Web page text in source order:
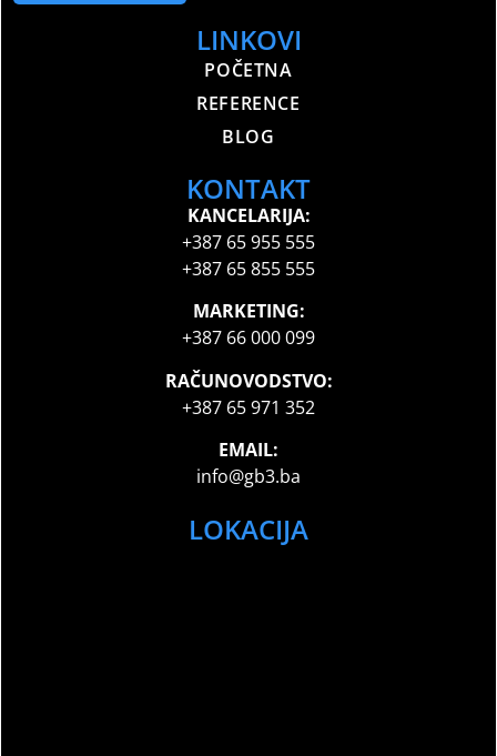
LINKOVI
POČETNA
REFERENCE
BLOG
KONTAKT
KANCELARIJA:
+387 65 955 555
+387 65 855 555
MARKETING:
+387 66 000 099
RAČUNOVODSTVO:
+387 65 971 352
EMAIL:
info@gb3.ba
LOKACIJA